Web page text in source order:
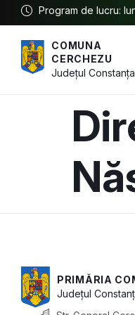
Program de lucru:
COMUNA
CERCHEZU
JudețulConstanța
PRIMĂRIA
Județul